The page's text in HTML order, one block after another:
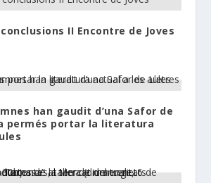
II Encontre de Joves
han gaudit d’una Safor de
permés portar la literatura